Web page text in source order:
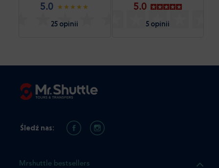
5.0
25 opinii
5.0
5 opinii
Mrshuttle bestsellers
Śledź nas: